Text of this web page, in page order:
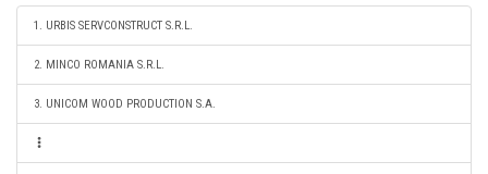
1. URBIS SERVCONSTRUCT S.R.L.
2. MINCO ROMANIA S.R.L.
3. UNICOM WOOD PRODUCTION S.A.